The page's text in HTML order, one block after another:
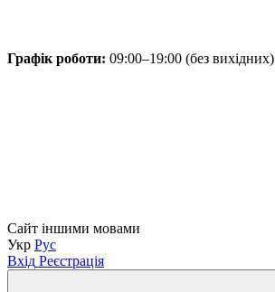
Графік роботи: 09:00–19:00 (без вихідних)
Сайт іншими мовами
Укр Рус
Вхід Реєстрація